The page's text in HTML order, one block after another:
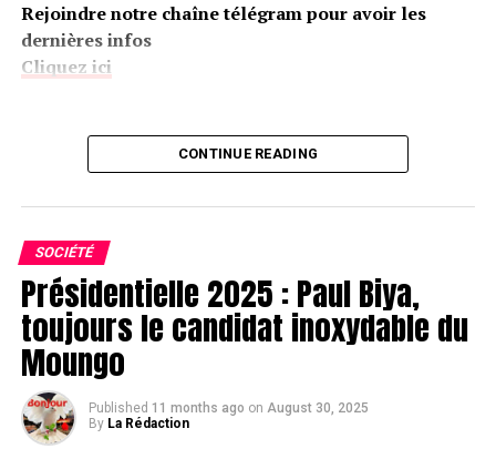
Rejoindre notre chaîne télégram pour avoir les
dernières infos
Cliquez ici
CONTINUE READING
SOCIÉTÉ
Présidentielle 2025 : Paul Biya,
toujours le candidat inoxydable du
Moungo
Published 11 months ago on August 30, 2025
By La Rédaction